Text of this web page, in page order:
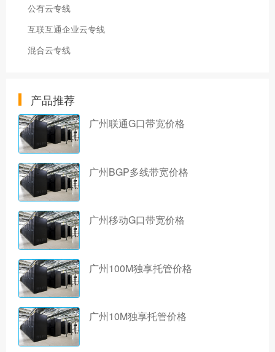
公有云专线
互联互通企业云专线
混合云专线
产品推荐
广州联通G口带宽价格
广州BGP多线带宽价格
广州移动G口带宽价格
广州100M独享托管价格
广州10M独享托管价格